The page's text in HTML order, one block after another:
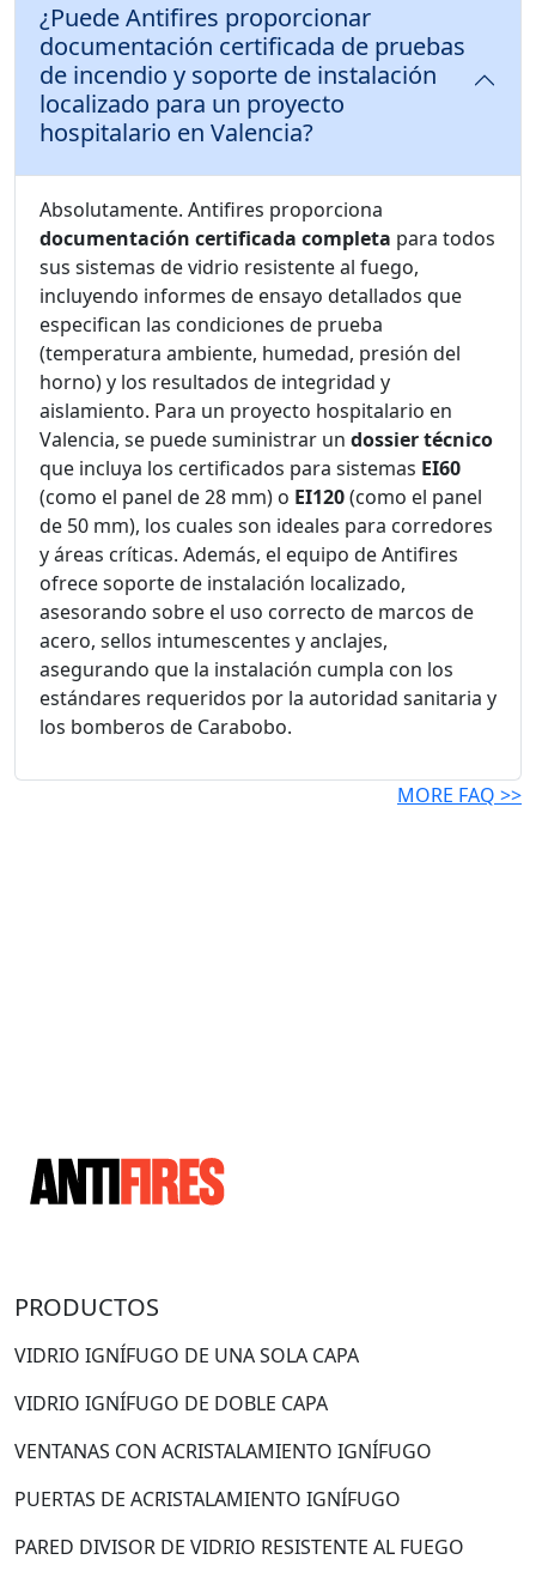
¿Puede Antifires proporcionar
documentación certificada de pruebas
de incendio y soporte de instalación
localizado para un proyecto
hospitalario en Valencia?
Absolutamente. Antifires proporciona
documentación certificada completa para todos
sus sistemas de vidrio resistente al fuego,
incluyendo informes de ensayo detallados que
especifican las condiciones de prueba
(temperatura ambiente, humedad, presión del
horno) y los resultados de integridad y
aislamiento. Para un proyecto hospitalario en
Valencia, se puede suministrar un dossier técnico
que incluya los certificados para sistemas EI60
(como el panel de 28 mm) o EI120(como el panel
de 50 mm), los cuales son ideales para corredores
y áreas críticas. Además, el equipo de Antifires
ofrece soporte de instalación localizado,
asesorando sobre el uso correcto de marcos de
acero, sellos intumescentes y anclajes,
asegurando que la instalación cumpla con los
estándares requeridos por la autoridad sanitaria y
los bomberos de Carabobo.
MORE FAQ >>
PRODUCTOS
VIDRIO IGNÍFUGO DE UNA SOLA CAPA
VIDRIO IGNÍFUGO DE DOBLE CAPA
VENTANAS CON ACRISTALAMIENTO IGNÍFUGO
PUERTAS DE ACRISTALAMIENTO IGNÍFUGO
PARED DIVISOR DE VIDRIO RESISTENTE AL FUEGO